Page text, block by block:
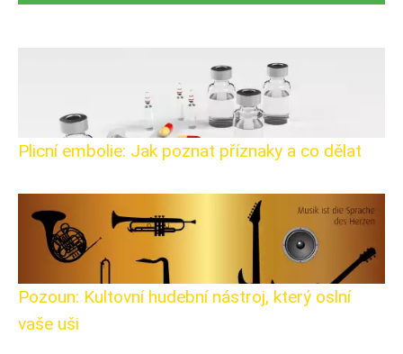
Plicní embolie: Jak poznat příznaky a co dělat
Pozoun: Kultovní hudební nástroj, který oslní
vaše uši